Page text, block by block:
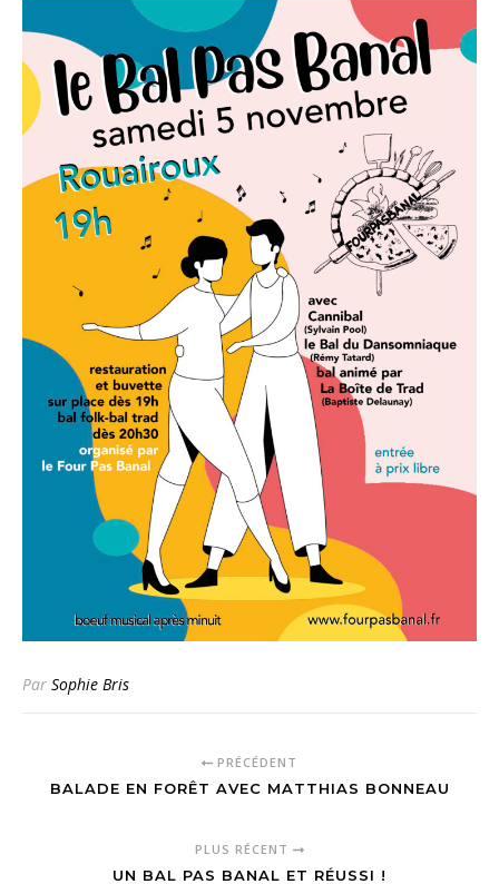
Par Sophie Bris
PRÉCÉDENT
BALADE EN FORÊT AVEC MATTHIAS BONNEAU
PLUS RÉCENT
UN BAL PAS BANAL ET RÉUSSI !